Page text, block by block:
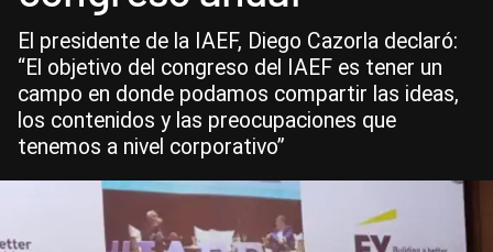
El presidente de la IAEF, Diego Cazorla declaró:
“El objetivo del congreso del IAEF es tener un
campo en donde podamos compartir las ideas,
los contenidos y las preocupaciones que
tenemos a nivel corporativo”